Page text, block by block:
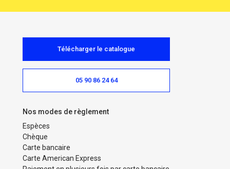
Télécharger le catalogue
05 90 86 24 64
Nos modes de règlement
Espèces
Chèque
Carte bancaire
Carte American Express